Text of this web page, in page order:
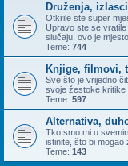
Druženja,
Otkrile ste super
Upravo ste se
slučaju, ovo je
Teme: 744
Knjige, filmovi,
Sve što je vrijedno
svoje žestoke kritike
Teme: 597
Alternativa,
Tko smo mi u
istinite, što bi
Teme: 143